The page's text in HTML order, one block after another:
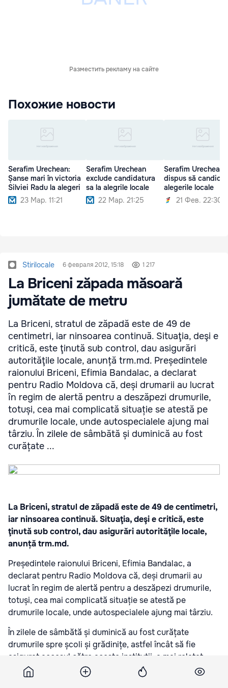
Разместить рекламу на сайте
Похожие новости
Serafim Urechean:
Șanse mari în victoria
Silviei Radu la alegeri
23 Мар. 11:21
Serafim Urechean
exclude candidatura
sa la alegrile locale
22 Мар. 21:25
Serafim Urechean
dispus să
alegerile locale
21 Фев. 22:30
Stirilocale 6 февраля 2012, 15:18 1 217
La Briceni zăpada măsoară
jumătate de metru
La Briceni, stratul de zăpadă este de 49 de
centimetri, iar ninsoarea continuă. Situaţia, deşi e
critică, este ţinută sub control, dau asigurări
autorităţile locale, anunță trm.md. Președintele
raionului Briceni, Efimia Bandalac, a declarat
pentru Radio Moldova că, deși drumarii au lucrat
în regim de alertă pentru a deszăpezi drumurile,
totuși, cea mai complicată situație se atestă pe
drumurile locale, unde autospecialele ajung mai
târziu. În zilele de sâmbătă și duminică au fost
curățate ...
La Briceni, stratul de zăpadă este de 49 de centimetri,
iar ninsoarea continuă. Situaţia, deşi e critică, este
ţinută sub control, dau asigurări autorităţile locale,
anunțătrm.md.
Președintele raionului Briceni, Efimia Bandalac, a
declarat pentru Radio Moldova că, deși drumarii au
lucrat în regim de alertă pentru a deszăpezi drumurile,
totuși, cea mai complicată situație se atestă pe
drumurile locale, unde autospecialele ajung mai târziu.
În zilele de sâmbătă și duminică au fost curățate
drumurile spre școli și grădinițe, astfel încât să fie
asigurat accesul către aceste instituții, a mai relatat
Efimia Bandalac.